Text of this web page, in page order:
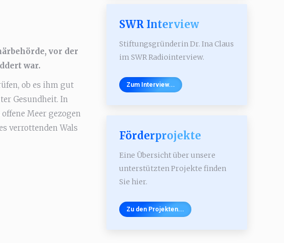
vor der
war.
ob es ihm gut
Gesundheit. In
Meer gezogen
verrottenden Wals
SWR Interview
Stiftungsgründerin Dr. Ina Claus
im SWR Radiointerview.
Zum Interview...
Förderprojekte
Eine Übersicht über unsere
unterstützten Projekte finden
Sie hier.
Zu den Projekten...